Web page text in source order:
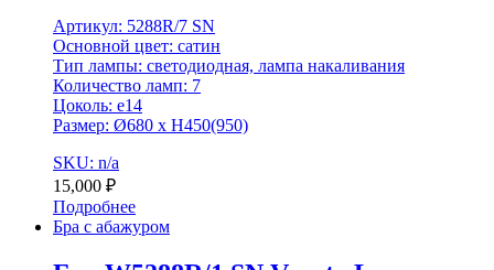
Артикул: 5288R/7 SN
Основной цвет: сатин
Тип лампы: светодиодная, лампа накаливания
Количество ламп: 7
Цоколь: e14
Размер: Ø680 x H450(950)
SKU: n/a
15,000 ₽
Подробнее
Бра с абажуром